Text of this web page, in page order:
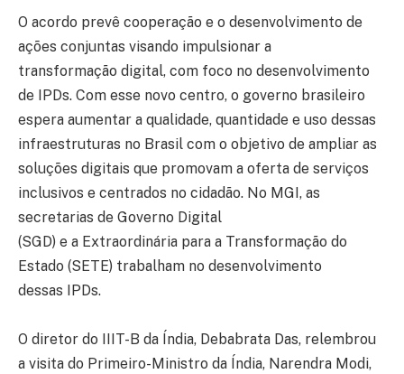
O acordo prevê cooperação e o desenvolvimento de
ações conjuntas visando impulsionar a
transformação digital, com foco no desenvolvimento
de IPDs. Com esse novo centro, o governo brasileiro
espera aumentar a qualidade, quantidade e uso dessas
infraestruturas no Brasil com o objetivo de ampliar as
soluções digitais que promovam a oferta de serviços
inclusivos e centrados no cidadão. No MGI, as
secretarias de Governo Digital
(SGD) e a Extraordinária para a Transformação do
Estado (SETE) trabalham no desenvolvimento
dessas IPDs.
O diretor do IIIT-B da Índia, Debabrata Das, relembrou
a visita do Primeiro-Ministro da Índia, Narendra Modi,